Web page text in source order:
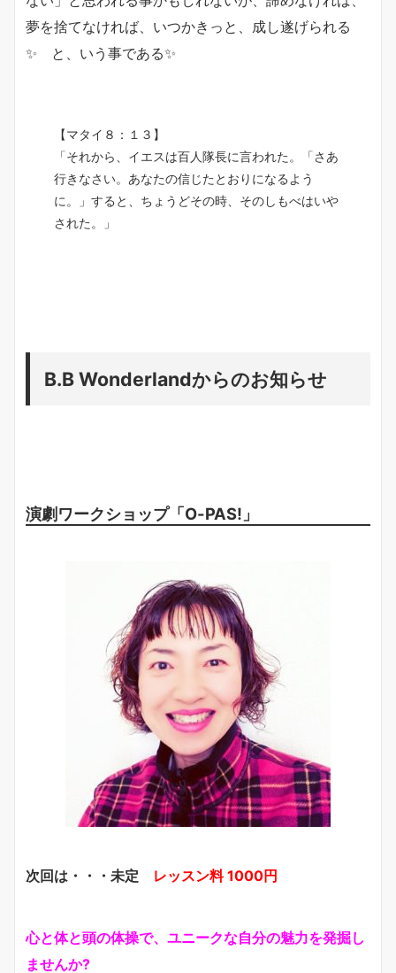
夢を捨てなければ、いつかきっと、成し遂げられる
✨ と、いう事である✨
【マタイ８：１３】
「それから、イエスは百人隊長に言われた。「さあ
行きなさい。あなたの信じたとおりになるよう
に。」すると、ちょうどその時、そのしもべはいや
された。」
B.B Wonderlandからのお知らせ
演劇ワークショップ「O-PAS!」
次回は・・・未定 レッスン料 1000円
心と体と頭の体操で、ユニークな自分の魅力を発掘し
ませんか?